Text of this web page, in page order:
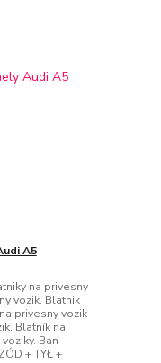
A5
na privesny
vozik. Blatnik
privesny vozik
Blatník na
Ban
+ TYŁ +